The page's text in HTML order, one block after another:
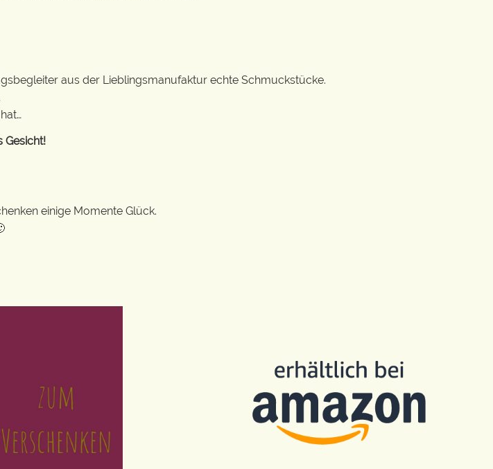
aus der Lieblingsmanufaktur echte Schmuckstücke.
Gesicht!
einige Momente Glück.